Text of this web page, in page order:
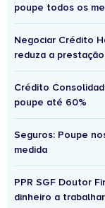
poupe todos os
Negociar Crédito
reduza a
Crédito
poupe até 60%
Seguros: Poupe
medida
PPR SGF Doutor
dinheiro a